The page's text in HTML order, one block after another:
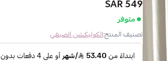
549 SAR
متوفر
تصنيف المنتج:الكوليكشن الصيفي